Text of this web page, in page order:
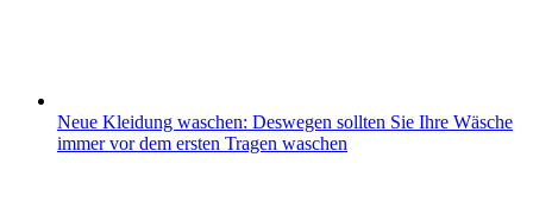
Neue Kleidung waschen: Deswegen sollten Sie Ihre Wäsche
immer vor dem ersten Tragen waschen